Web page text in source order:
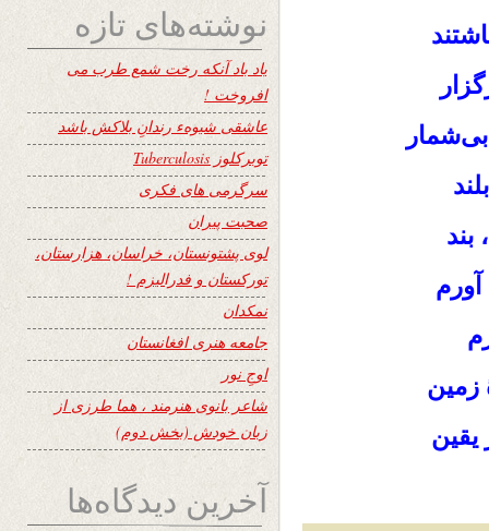
بند
زمین
یقین
نوشته‌های تازه
یاد باد آنکه رخت شمع طرب می
افروخت !
عاشقی شیوهء رندانِ بلاکش باشد
توبرکلوز Tuberculosis
سرگرمی های فکری
صحبت پیران
لوی پشتونستان، خراسان، هزارستان،
تورکستان و فدرالیزم !
نمکدان
جامعه هنری افغانستان
اوجِ نور
شاعر بانوی هنرمند ، هما طرزی از
زبان خودش (بخش دوم)
آخرین دیدگاه‌ها